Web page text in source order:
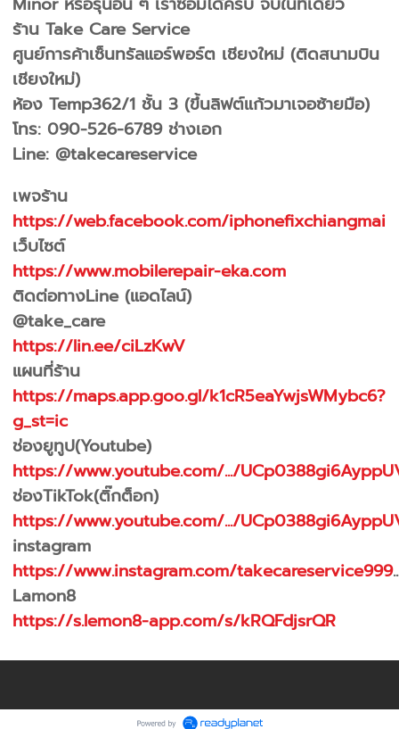
ร้าน Take Care Service
ศูนย์การค้าเซ็นทรัลแอร์พอร์ต เชียงใหม่ (ติดสนามบิน
เชียงใหม่)
ห้อง Temp362/1 ชั้น 3 (ขึ้นลิฟต์แก้วมาเจอซ้ายมือ)
โทร: 090-526-6789 ช่างเอก
Line: @takecareservice
เพจร้าน
https://web.facebook.com/iphonefixchiangmai
เว็บไซต์
https://www.mobilerepair-eka.com
ติดต่อทางLine (แอดไลน์)
@take_care
https://lin.ee/ciLzKwV
แผนที่ร้าน
https://maps.app.goo.gl/k1cR5eaYwjsWMybc6?
g_st=ic
ช่องยูทูป(Youtube)
https://www.youtube.com/.../
ช่องTikTok(ติ๊กต็อก)
https://www.youtube.com/.../
instagram
https://www.instagram.com/takecareservice999
Lamon8
https://s.lemon8-app.com/s/kRQFdjsrQR